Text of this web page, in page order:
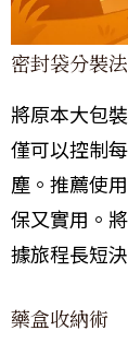
密封袋分裝法
將原本大包
僅可以控制
塵。推薦使
保又實用。
據旅程長短
藥盒收納術